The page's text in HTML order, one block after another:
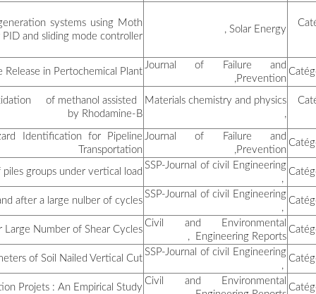
Dynamic performance
Flame
بوعكاز محمد الصالح
Safty Risk Analysis بوعافية عبد الرؤوف
Anatasetitania activated
شطاح وسام
Comparative Study of
بن حملاوي وافية
حوسو نورة
بلعيون آسيا
Numerical Modeling of
بن عيون فضيلة
صالحي روميساء